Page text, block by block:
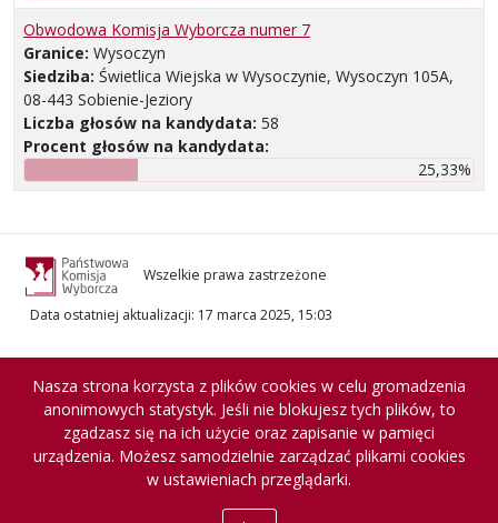
Obwodowa Komisja Wyborcza numer 7
Granice: Wysoczyn
Siedziba: Świetlica Wiejska w Wysoczynie, Wysoczyn 105A,
08-443 Sobienie-Jeziory
Liczba głosów na kandydata: 58
Procent głosów na kandydata:
25,33%
Wszelkie prawa zastrzeżone
Data ostatniej aktualizacji: 17 marca 2025, 15:03
Nasza strona korzysta z plików cookies w celu gromadzenia
anonimowych statystyk. Jeśli nie blokujesz tych plików, to
zgadzasz się na ich użycie oraz zapisanie w pamięci
urządzenia. Możesz samodzielnie zarządzać plikami cookies
w ustawieniach przeglądarki.